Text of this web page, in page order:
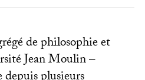
de philosophie et
Jean Moulin –